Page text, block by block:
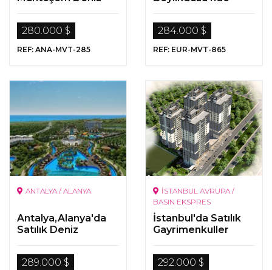
Gayrimenkuller
280.000 $
REF: ANA-MVT-285
284.000 $
REF: EUR-MVT-865
ANTALYA / ALANYA
Antalya,Alanya'da
Satılık Deniz
Gayrimenkuller
289.000 $
İSTANBUL AVRUPA /
BASIN EKSPRES
İstanbul'da Satılık
Gayrimenkuller
292.000 $